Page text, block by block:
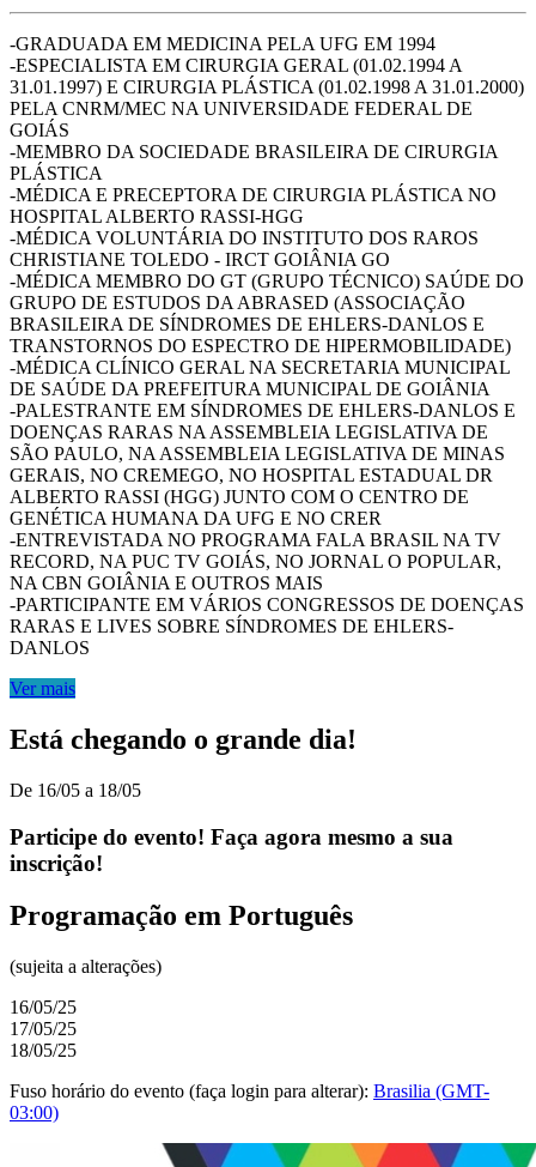
-GRADUADA EM MEDICINA PELA UFG EM 1994
-ESPECIALISTA EM CIRURGIA GERAL (01.02.1994 A
31.01.1997) E CIRURGIA PLÁSTICA (01.02.1998 A 31.01.2000)
PELA CNRM/MEC NA UNIVERSIDADE FEDERAL DE
GOIÁS
-MEMBRO DA SOCIEDADE BRASILEIRA DE CIRURGIA
PLÁSTICA
-MÉDICA E PRECEPTORA DE CIRURGIA PLÁSTICA NO
HOSPITAL ALBERTO RASSI-HGG
-MÉDICA VOLUNTÁRIA DO INSTITUTO DOS RAROS
CHRISTIANE TOLEDO - IRCT GOIÂNIA GO
-MÉDICA MEMBRO DO GT (GRUPO TÉCNICO) SAÚDE DO
GRUPO DE ESTUDOS DA ABRASED (ASSOCIAÇÃO
BRASILEIRA DE SÍNDROMES DE EHLERS-DANLOS E
TRANSTORNOS DO ESPECTRO DE HIPERMOBILIDADE)
-MÉDICA CLÍNICO GERAL NA SECRETARIA MUNICIPAL
DE SAÚDE DA PREFEITURA MUNICIPAL DE GOIÂNIA
-PALESTRANTE EM SÍNDROMES DE EHLERS-DANLOS E
DOENÇAS RARAS NA ASSEMBLEIA LEGISLATIVA DE
SÃO PAULO, NA ASSEMBLEIA LEGISLATIVA DE MINAS
GERAIS, NO CREMEGO, NO HOSPITAL ESTADUAL DR
ALBERTO RASSI (HGG) JUNTO COM O CENTRO DE
GENÉTICA HUMANA DA UFG E NO CRER
-ENTREVISTADA NO PROGRAMA FALA BRASIL NA TV
RECORD, NA PUC TV GOIÁS, NO JORNAL O POPULAR,
NA CBN GOIÂNIA E OUTROS MAIS
-PARTICIPANTE EM VÁRIOS CONGRESSOS DE DOENÇAS
RARAS E LIVES SOBRE SÍNDROMES DE EHLERS-
DANLOS
Ver mais
Está chegando o grande dia!
De 16/05 a 18/05
Participe do evento! Faça agora mesmo a sua
inscrição!
Programação em Português
(sujeita a alterações)
16/05/25
17/05/25
18/05/25
Fuso horário do evento (faça login para alterar): Brasilia (GMT-
03:00)